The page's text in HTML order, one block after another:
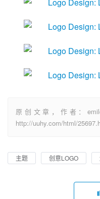
原创文章，作者：
http://uuhy.com/html/
主题 创意LOGO